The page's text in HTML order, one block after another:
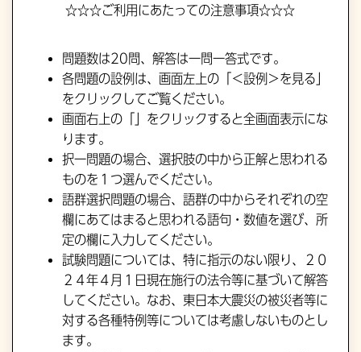
☆☆☆ご利用にあたっての注意事項☆☆☆
問題数は20問、解答は一問一答式です。
各問題の設例は、画面左上の「＜設例＞を見る」
をクリックしてご覧ください。
画面右上の「」をクリックすると全画面表示にな
ります。
択一問題の場合、選択肢の中から正解と思われる
ものを１つ選んでください。
語群選択問題の場合、語群の中からそれぞれの空
欄にあてはまると思われる語句・数値を選び、所
定の欄に入力してください。
試験問題については、特に指示のない限り、２０
２４年４月１日現在施行の法令等に基づいて解答
してください。なお、東日本大震災の被災者等に
対する各種特例等については考慮しないものとし
ます。